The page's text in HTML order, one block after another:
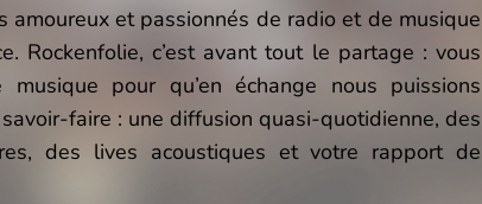
amoureux et passionnés de radio et de musique
Rockenfolie, c’est avant tout le partage : vous
pour qu’en échange nous puissions
faire : une diffusion quasi-quotidienne, des
des lives acoustiques et votre rapport de